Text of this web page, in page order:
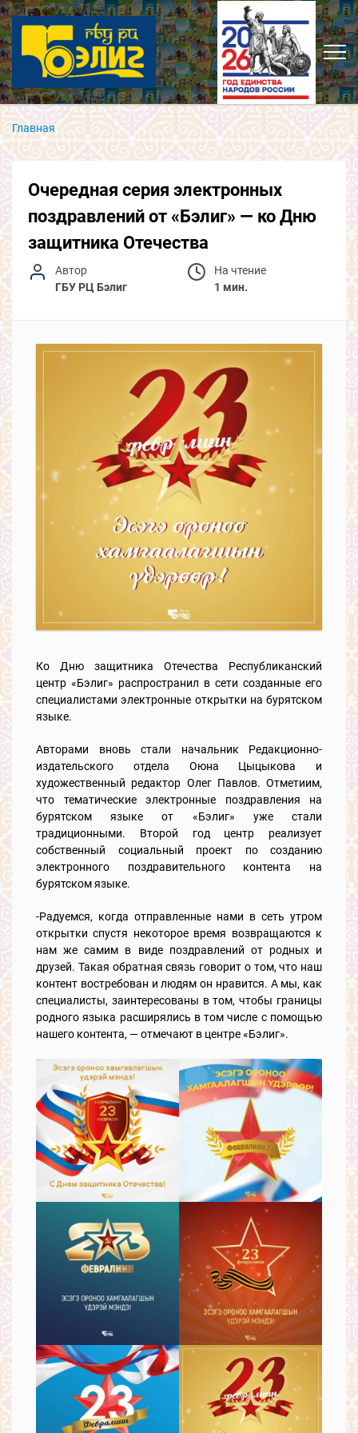
Главная
Очередная серия электронных
поздравлений от «Бэлиг» — ко Дню
защитника Отечества
Автор
ГБУ РЦ Бэлиг
На чтение
1 мин.
Ко Дню защитника Отечества Республиканский
центр «Бэлиг» распространил в сети созданные его
специалистами электронные открытки на бурятском
языке.
Авторами вновь стали начальник Редакционно-
издательского отдела Оюна Цыцыкова и
художественный редактор Олег Павлов. Отметиим,
что тематические электронные поздравления на
бурятском языке от «Бэлиг» уже стали
традиционными. Второй год центр реализует
собственный социальный проект по созданию
электронного поздравительного контента на
бурятском языке.
-Радуемся, когда отправленные нами в сеть утром
открытки спустя некоторое время возвращаются к
нам же самим в виде поздравлений от родных и
друзей. Такая обратная связь говорит о том, что наш
контент востребован и людям он нравится. А мы, как
специалисты, заинтересованы в том, чтобы границы
родного языка расширялись в том числе с помощью
нашего контента, — отмечают в центре «Бэлиг».